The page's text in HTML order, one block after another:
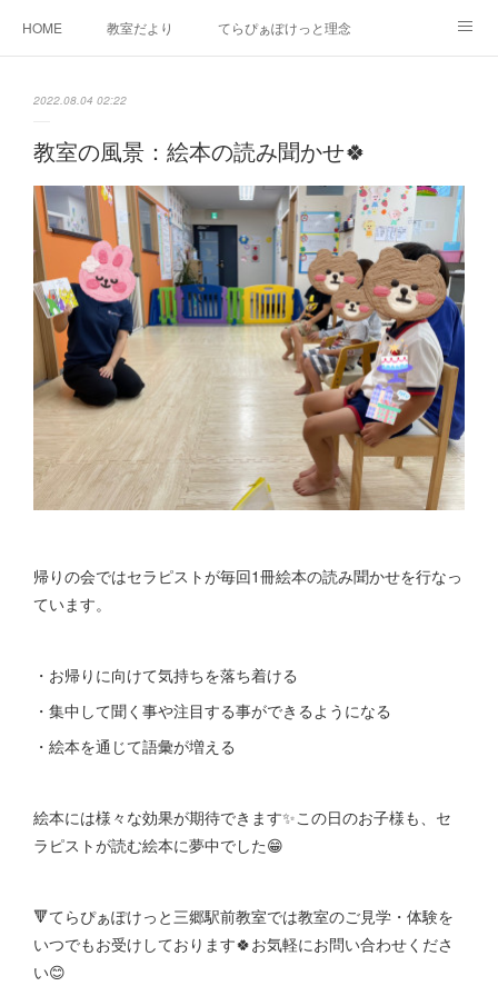
HOME 教室だより てらぴぁぽけっと理念
2022.08.04 02:22
教室の風景：絵本の読み聞かせ🍀
帰りの会ではセラピストが毎回1冊絵本の読み聞かせを行なっ
ています。
・お帰りに向けて気持ちを落ち着ける
・集中して聞く事や注目する事ができるようになる
・絵本を通じて語彙が増える
絵本には様々な効果が期待できます✨この日のお子様も、セ
ラピストが読む絵本に夢中でした😁
🔻てらぴぁぽけっと三郷駅前教室では教室のご見学・体験を
いつでもお受けしております🍀お気軽にお問い合わせくださ
い😊